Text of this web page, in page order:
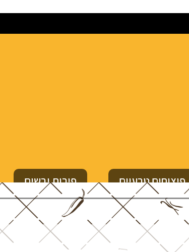
פיצוחים טבעיים פירות יבשים